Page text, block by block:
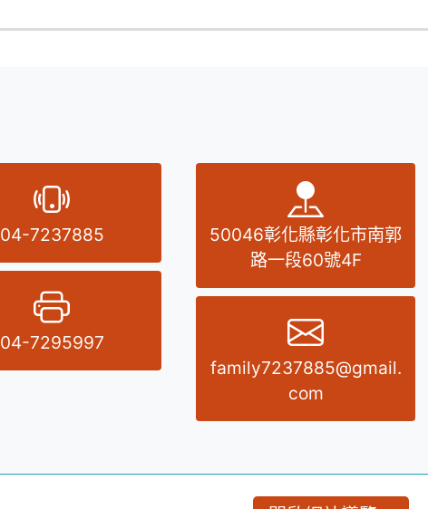
電話號碼
04-7237885
傳真號碼
04-7295997
地址
50046彰化縣彰化市南郭
路一段60號4F
E-MAIL
family7237885@gmail.
com